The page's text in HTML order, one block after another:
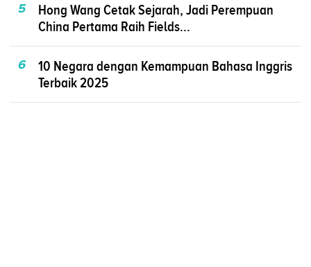
5
Hong Wang Cetak Sejarah, Jadi Perempuan
China Pertama Raih Fields...
6
10 Negara dengan Kemampuan Bahasa Inggris
Terbaik 2025